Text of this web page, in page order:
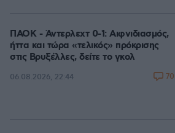
ΠΑΟΚ - Άντερλεχτ 0-1: Αιφνιδιασμός,
ήττα και τώρα «τελικός» πρόκρισης
στις Βρυξέλλες, δείτε το γκολ
06.08.2026, 22:44 70